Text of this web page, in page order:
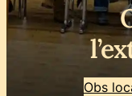
Obs